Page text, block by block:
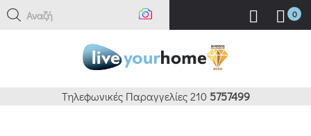
Αναζήτησ 0
Τηλεφωνικές Παραγγελίες 210 5757499